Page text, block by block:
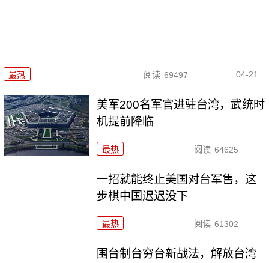
最热 阅读 69497 04-21
美军200名军官进驻台湾，武统时
机提前降临
最热 阅读 64625
一招就能终止美国对台军售，这
步棋中国迟迟没下
最热 阅读 61302
围台制台穷台新战法，解放台湾